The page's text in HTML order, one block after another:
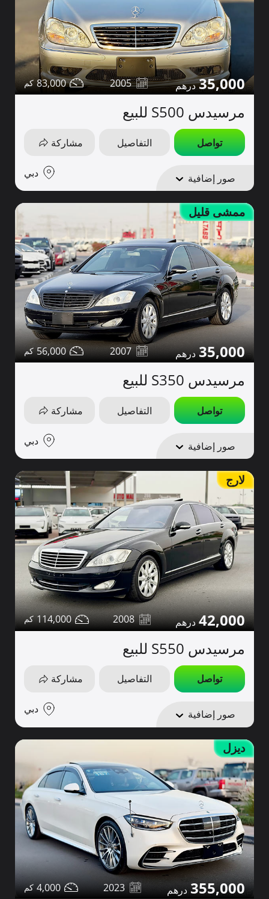
35,000
2005
83,000
مرسيدس S500 للبيع
تواصل التفاصيل مشاركة
صور إضافية دبي
ممشى قليل
35,000
2007
56,000
مرسيدس S350 للبيع
تواصل التفاصيل مشاركة
صور إضافية دبي
لارج
42,000
2008
114,000
مرسيدس S550 للبيع
تواصل التفاصيل مشاركة
صور إضافية دبي
ديزل
355,000
2023
4,000